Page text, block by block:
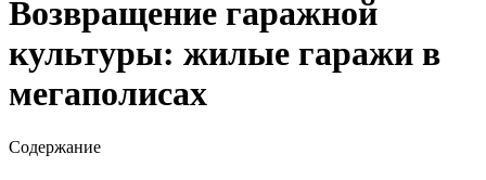
Возвращение гаражной
культуры: жилые гаражи в
мегаполисах
Содержание